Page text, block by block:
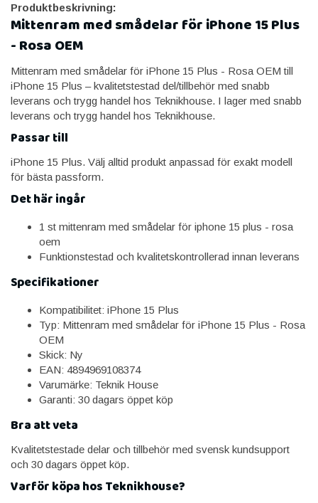
Produktbeskrivning:
Mittenram med smådelar för iPhone 15 Plus
- Rosa OEM
Mittenram med smådelar för iPhone 15 Plus - Rosa OEM till
iPhone 15 Plus – kvalitetstestad del/tillbehör med snabb
leverans och trygg handel hos Teknikhouse. I lager med snabb
leverans och trygg handel hos Teknikhouse.
Passar till
iPhone 15 Plus. Välj alltid produkt anpassad för exakt modell
för bästa passform.
Det här ingår
1 st mittenram med smådelar för iphone 15 plus - rosa
oem
Funktionstestad och kvalitetskontrollerad innan leverans
Specifikationer
Kompatibilitet: iPhone 15 Plus
Typ: Mittenram med smådelar för iPhone 15 Plus - Rosa
OEM
Skick: Ny
EAN: 4894969108374
Varumärke: Teknik House
Garanti: 30 dagars öppet köp
Bra att veta
Kvalitetstestade delar och tillbehör med svensk kundsupport
och 30 dagars öppet köp.
Varför köpa hos Teknikhouse?